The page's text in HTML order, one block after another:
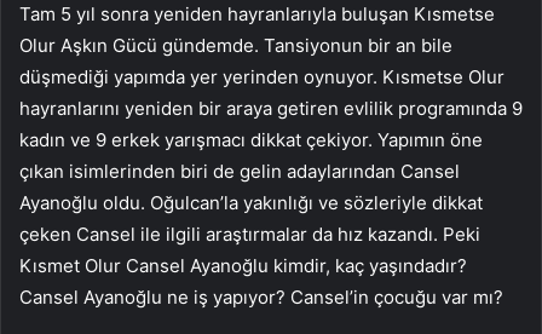
Tam 5 yıl sonra yeniden hayranlarıyla buluşan Kısmetse
Olur Aşkın Gücü gündemde. Tansiyonun bir an bile
düşmediği yapımda yer yerinden oynuyor. Kısmetse Olur
hayranlarını yeniden bir araya getiren evlilik programında 9
kadın ve 9 erkek yarışmacı dikkat çekiyor. Yapımın öne
çıkan isimlerinden biri de gelin adaylarından Cansel
Ayanoğlu oldu. Oğulcan’la yakınlığı ve sözleriyle dikkat
çeken Cansel ile ilgili araştırmalar da hız kazandı. Peki
Kısmet Olur Cansel Ayanoğlu kimdir, kaç yaşındadır?
Cansel Ayanoğlu ne iş yapıyor? Cansel’in çocuğu var mı?